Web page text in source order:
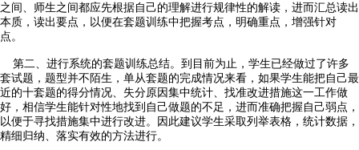
之间、师生之间都应先根据自己的理解进行规律性的解读，进而汇总读出
本质，读出要点，以便在套题训练中把握考点，明确重点，增强针对
点。
第二、进行系统的套题训练总结。到目前为止，学生已经做过了许多
套试题，题型并不陌生，单从套题的完成情况来看，如果学生能把自己最
近的十套题的得分情况、失分原因集中统计、找准改进措施这一工作做
好，相信学生能针对性地找到自己做题的不足，进而准确把握自己弱点，
以便于寻找措施集中进行改进。因此建议学生采取列举表格，统计数据，
精细归纳、落实有效的方法进行。
 信息公开
 最新公告
 校园新闻